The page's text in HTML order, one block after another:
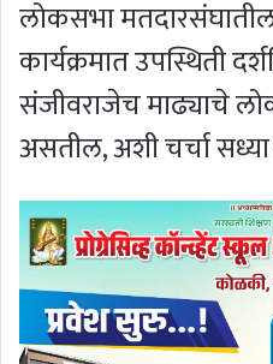
लोकसभा
कार्यक्रमात उपस्थिती
संजीवराजेच माढ्याचे
असतील, अशी चर्चा